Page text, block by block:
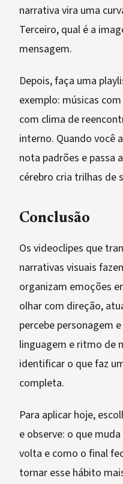
narrativa vira uma
Terceiro, qual é a
mensagem.
Depois, faça uma
exemplo: músicas
com clima de
interno. Quando você
nota padrões e passa
cérebro cria trilhas de
Conclusão
Os videoclipes que
narrativas visuais
organizam emoções
olhar com direção,
percebe personagem
linguagem e ritmo de
identificar o que faz
completa.
Para aplicar hoje,
e observe: o que
volta e como o final
tornar esse hábito